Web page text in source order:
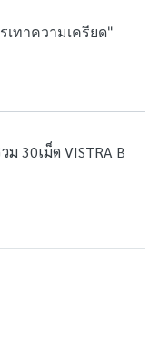
ทาความเครียด"
30เม็ด VISTRA B